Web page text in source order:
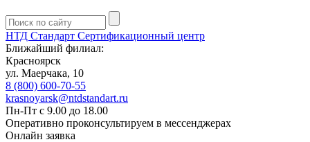
НТД Стандарт Сертификационный центр
Ближайший филиал:
Красноярск
ул. ​​​Маерчака, 10
8 (800) 600-70-55
krasnoyarsk@ntdstandart.ru
Пн-Пт с 9.00 до 18.00
Оперативно проконсультируем в мессенджерах
Онлайн заявка